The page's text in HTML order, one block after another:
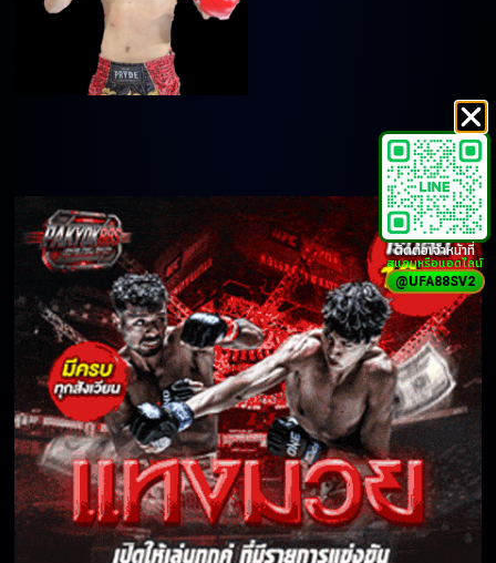
ติดต่อเจ้าหน้าที่
สแกนหรือแอดไลน์
@UFA88SV2